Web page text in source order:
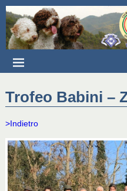
Trofeo Babini –
>Indietro